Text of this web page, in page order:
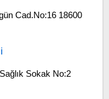
Cad.No:16 18600
Sokak No:2